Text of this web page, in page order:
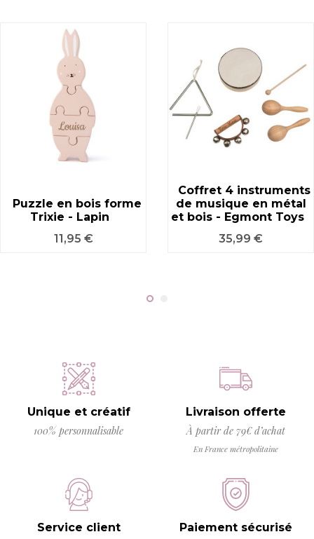
Puzzle en bois forme
Trixie - Lapin
Prix
11,95 €
Coffret 4 instruments
de musique en métal
et bois - Egmont Toys
Prix
35,99 €
Unique et créatif
100% personnalisable
Livraison offerte
À partir de 79€ d’achat
En France métropolitaine
Service client
Paiement sécurisé